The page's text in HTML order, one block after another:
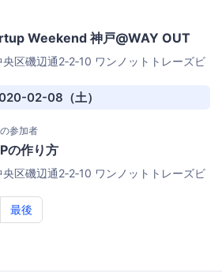
Weekend 神戸@WAY OUT
区磯辺通2‐2‐10 ワンノットトレーズビ
02-08（土）
参加者
の作り方
区磯辺通2‐2‐10 ワンノットトレーズビ
最後